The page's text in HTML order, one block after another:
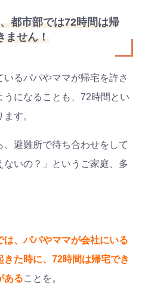
都市部では72時間は帰
ません！
るパパやママが帰宅を許さ
になることも、72時間とい
す。
、避難所で待ち合わせをして
いの？」というご家庭、多
、パパやママが会社にいる
きた時に、72時間は帰宅でき
あることを。